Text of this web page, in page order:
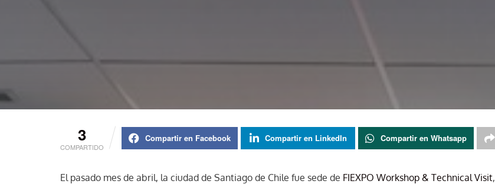
3
COMPARTIDO
Compartir en Facebook Compartir en LinkedIn Compartir en Whatsapp
El pasado mes de abril, la ciudad de Santiago de Chile fue sede de FIEXPO Workshop & Technical Visit,